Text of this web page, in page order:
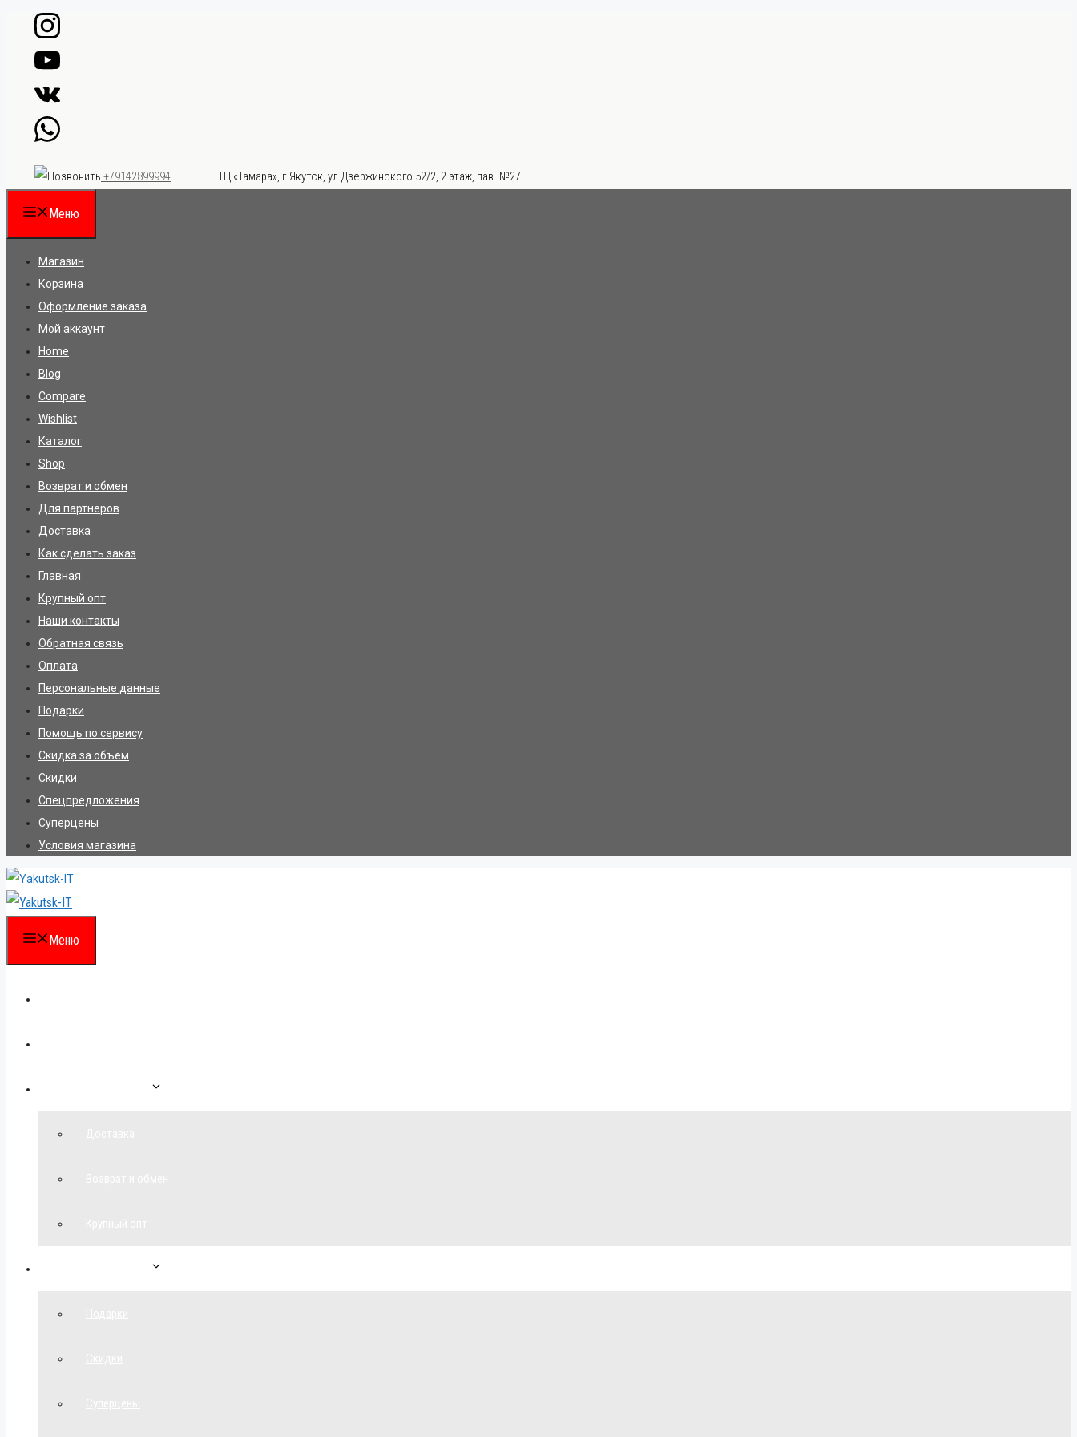
Перейти
содержимому
+79142899994 ТЦ «Тамара», г.Якутск, ул.Дзержинского 52/2, 2 этаж, пав. №27
Меню
Магазин
Корзина
Оформление заказа
Мой аккаунт
Home
Blog
Compare
Wishlist
Каталог
Shop
Возврат и обмен
Для партнеров
Доставка
Как сделать заказ
Главная
Крупный опт
Наши контакты
Обратная связь
Оплата
Персональные данные
Подарки
Помощь по сервису
Скидка за объём
Скидки
Спецпредложения
Суперцены
Условия магазина
Меню